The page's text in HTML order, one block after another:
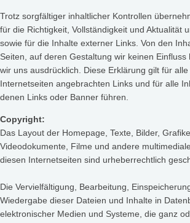
Trotz sorgfältiger inhaltlicher Kontrollen
für die Richtigkeit, Vollständigkeit und Aktualität
sowie für die Inhalte externer Links. Von den
Seiten, auf deren Gestaltung wir keinen Einfluss
wir uns ausdrücklich. Diese Erklärung gilt für
Internetseiten angebrachten Links und für alle
denen Links oder Banner führen.
Copyright:
Das Layout der Homepage, Texte, Bilder,
Videodokumente, Filme und andere
diesen Internetseiten sind urheberrechtlich
Die Vervielfältigung, Bearbeitung,
Wiedergabe dieser Dateien und Inhalte in
elektronischer Medien und Systeme, die ganz